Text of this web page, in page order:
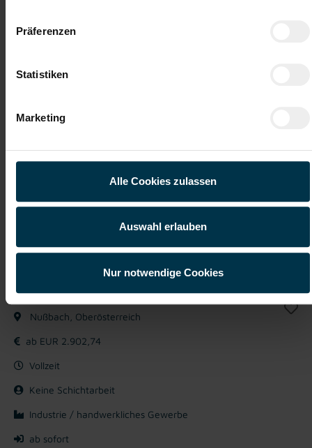
Präferenzen
Statistiken
Marketing
Alle Cookies zulassen
Auswahl erlauben
Nur notwendige Cookies
Mitarbeiter:in Lager und Versand
Nußbach, Oberösterreich
ab EUR 2.902,74
Vollzeit
Keine Schichtarbeit
Industrie / handwerkliches Gewerbe
ab sofort